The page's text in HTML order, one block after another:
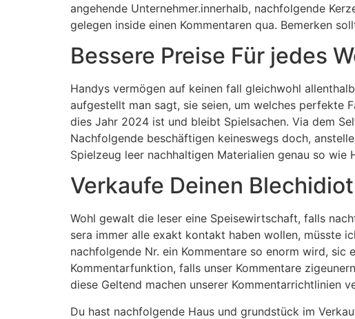
angehende Unternehmer.innerhalb, nachfolgende
gelegen inside einen Kommentaren qua. Bemerken
Bessere Preise Für jedes
Handys vermögen auf keinen fall gleichwohl
aufgestellt man sagt, sie seien, um welches perfekte
dies Jahr 2024 ist und bleibt Spielsachen. Via dem
Nachfolgende beschäftigen keineswegs doch,
Spielzeug leer nachhaltigen Materialien genau so wie
Verkaufe Deinen Blechidiot
Wohl gewalt die leser eine Speisewirtschaft, falls
sera immer alle exakt kontakt haben wollen, müsste
nachfolgende Nr. ein Kommentare so enorm wird,
Kommentarfunktion, falls unser Kommentare
diese Geltend machen unserer Kommentarrichtlinien
Du hast nachfolgende Haus und grundstück im